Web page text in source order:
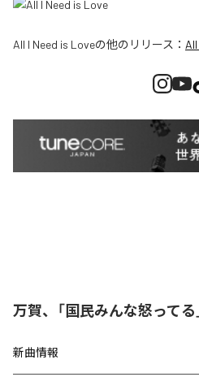
All I Need is Loveの他のリリース：
万賀、「国民みんな怒ってる
新曲情報